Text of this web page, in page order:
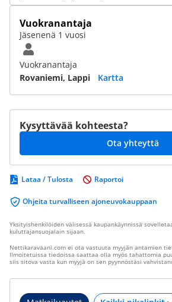
Vuokranantaja
Jäsenenä 1 vuosi
Vuokranantaja
Rovaniemi, Lappi
Kartta
Kysyttävää kohteesta?
Ota yhteyttä
Lataa / Tulosta
Ohjeita turvalliseen ajoneuvokauppaan
Raportoi
Yksityishenkilöiden välisessä kaupankäynnissä
kuluttajansuojalain sijaan.
Nettikaravaani.com ei ota vastuuta myyjän antamien
Ilmoitetuissa tiedoissa saattaa olla myös tahattomia
siis sitova vasta kun myyjä on sen pyynnöstäsi